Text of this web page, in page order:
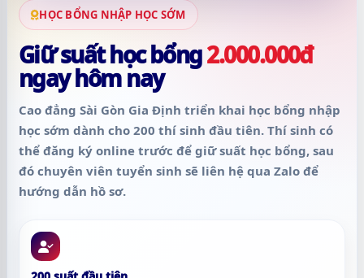
HỌC BỔNG NHẬP HỌC SỚM
Giữ suất học bổng2.000.000đ
ngay hôm nay
Cao đẳng Sài Gòn Gia Định triển khai học bổng nhập
học sớm dành cho 200 thí sinh đầu tiên. Thí sinh có
thể đăng ký online trước để giữ suất học bổng, sau
đó chuyên viên tuyển sinh sẽ liên hệ qua Zalo để
hướng dẫn hồ sơ.